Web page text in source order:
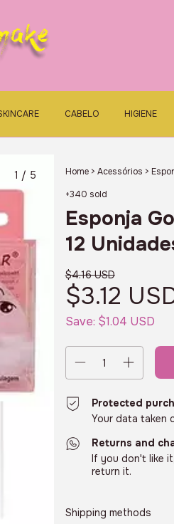
CABELO HIGIENE
1 / 5 Home > Acessórios >
+340 sold
Esponja
12
$4.16 USD
$3.12
Save: $1.04 USD
Protected
Your data taken
Returns and
If you don't like
return it.
Shipping for zipcode:
Shipping methods